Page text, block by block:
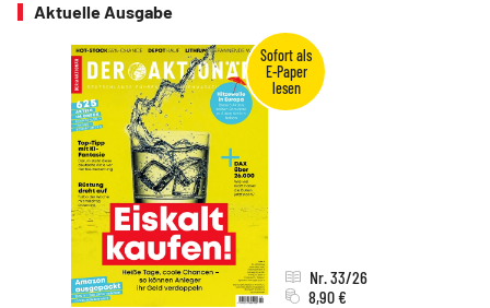
Aktuelle Ausgabe
Nr. 33/26
8,90 €